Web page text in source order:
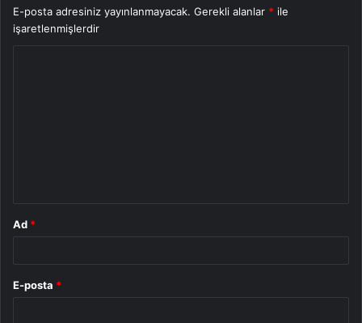
E-posta adresiniz yayınlanmayacak. Gerekli alanlar * ile
işaretlenmişlerdir
Ad *
E-posta *